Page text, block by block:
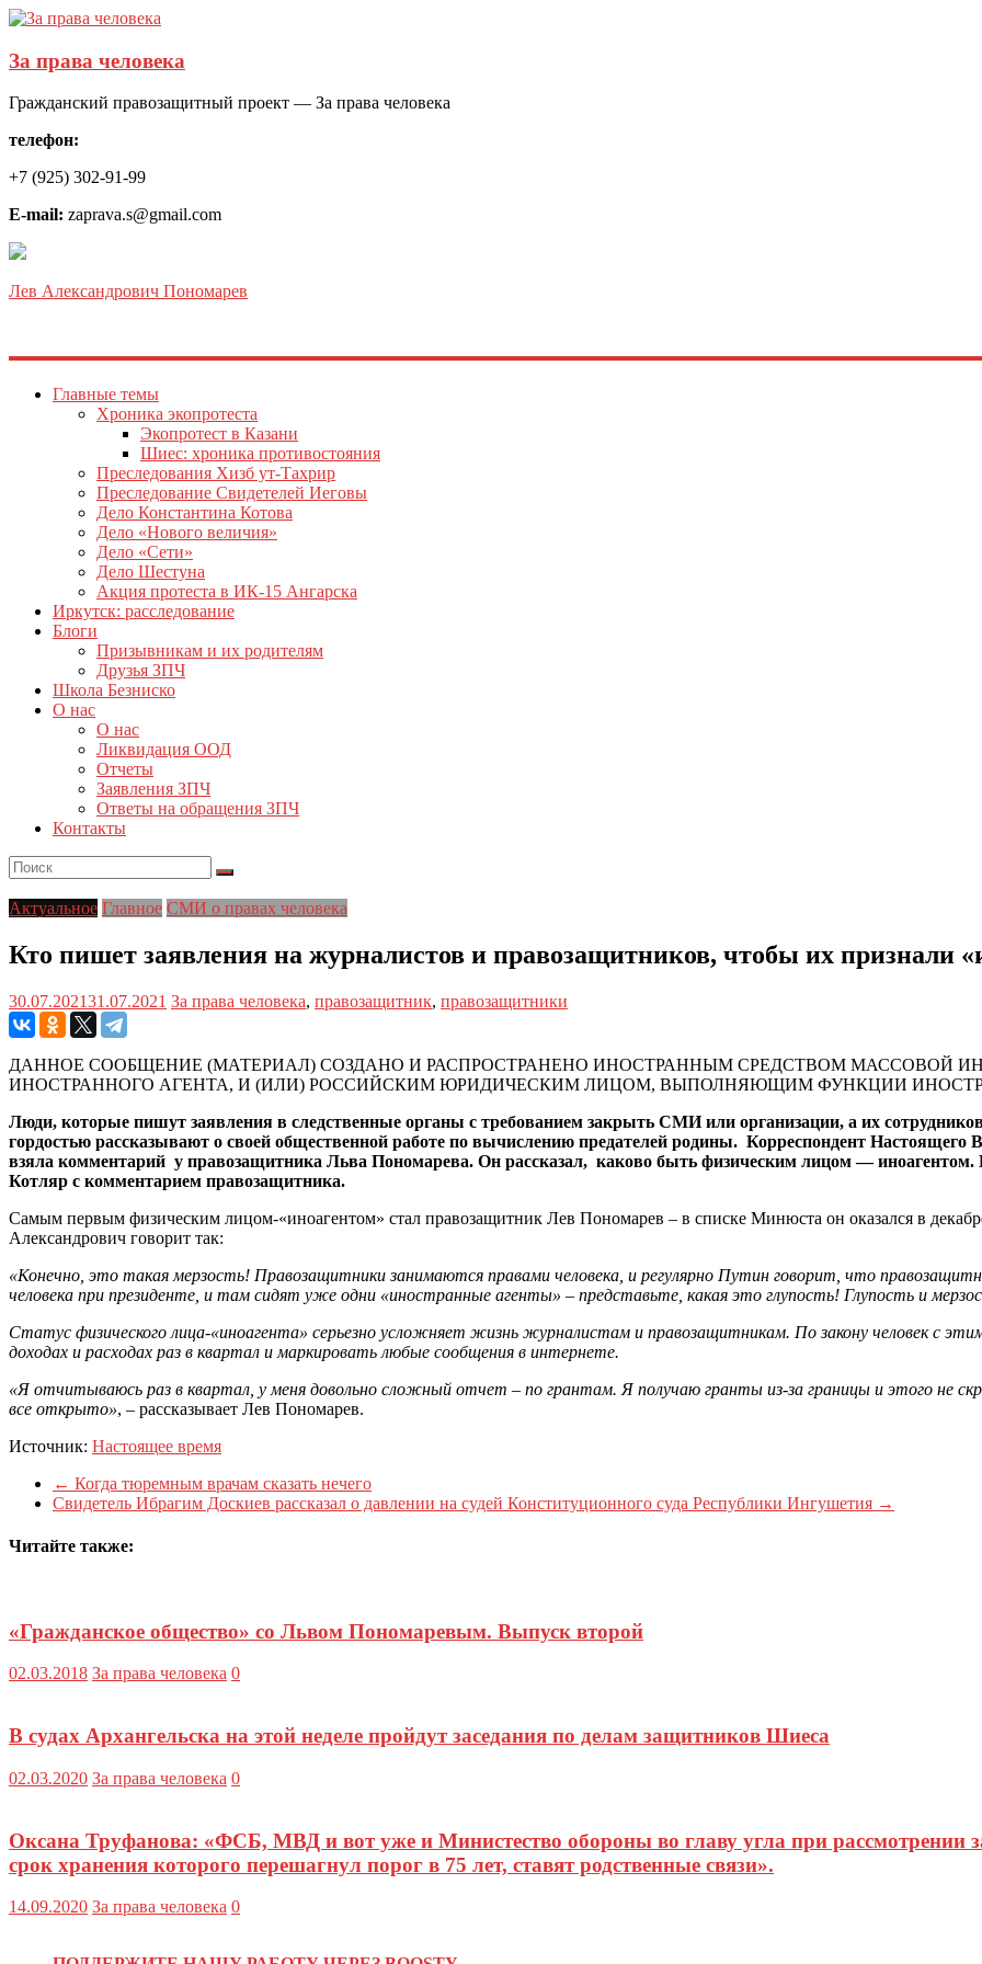
За права человека
Гражданский правозащитный проект — За права человека
телефон:
+7 (925) 302-91-99
E-mail: zaprava.s@gmail.com
Лев Александрович Пономарев
Главные темы
Хроника экопротеста
Экопротест в Казани
Шиес: хроника противостояния
Преследования Хизб ут-Тахрир
Преследование Свидетелей Иеговы
Дело Константина Котова
Дело «Нового величия»
Дело «Сети»
Дело Шестуна
Акция протеста в ИК-15 Ангарска
Иркутск: расследование
Блоги
Призывникам и их родителям
Друзья ЗПЧ
Школа Безниско
О нас
О нас
Ликвидация ООД
Отчеты
Заявления ЗПЧ
Ответы на обращения ЗПЧ
Контакты
Актуальное Главное СМИ о правах человека
Кто пишет заявления на журналистов и правозащитников, чтобы их признали
30.07.202131.07.2021 За права человека, правозащитник, правозащитники
ДАННОЕ СООБЩЕНИЕ (МАТЕРИАЛ) СОЗДАНО И РАСПРОСТРАНЕНО ИНОСТРАННЫМ СРЕДСТВОМ
ИНОСТРАННОГО АГЕНТА, И (ИЛИ) РОССИЙСКИМ ЮРИДИЧЕСКИМ ЛИЦОМ, ВЫПОЛНЯЮЩИМ ФУНКЦИИ
Люди, которые пишут заявления в следственные органы с требованием закрыть СМИ или организации, а их
гордостью рассказывают о своей общественной работе по вычислению предателей родины. Корреспондент
взяла комментарий у правозащитника Льва Пономарева. Он рассказал, каково быть физическим лицом —
Котляр с комментарием правозащитника.
Самым первым физическим лицом-«иноагентом» стал правозащитник Лев Пономарев – в списке Минюста он оказался в
Александрович говорит так:
«Конечно, это такая мерзость! Правозащитники занимаются правами человека, и регулярно Путин говорит, что
человека при президенте, и там сидят уже одни «иностранные агенты» – представьте, какая это глупость! Глупость и
Статус физического лица-«иноагента» серьезно усложняет жизнь журналистам и правозащитникам. По закону человек с
доходах и расходах раз в квартал и маркировать любые сообщения в интернете.
«Я отчитываюсь раз в квартал, у меня довольно сложный отчет – по грантам. Я получаю гранты из-за границы и этого не
все открыто», – рассказывает Лев Пономарев.
Источник: Настоящее время
← Когда тюремным врачам сказать нечего
Свидетель Ибрагим Доскиев рассказал о давлении на судей Конституционного суда Республики Ингушетия →
Читайте также:
«Гражданское общество» со Львом Пономаревым. Выпуск второй
02.03.2018 За права человека 0
В судах Архангельска на этой неделе пройдут заседания по делам защитников Шиеса
02.03.2020 За права человека 0
Оксана Труфанова: «ФСБ, МВД и вот уже и Министество обороны во главу угла при рассмотрении
срок хранения которого перешагнул порог в 75 лет, ставят родственные связи».
14.09.2020 За права человека 0